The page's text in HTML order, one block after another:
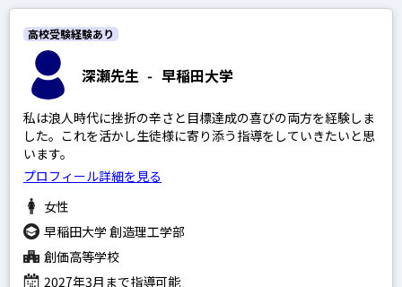
深瀬先生 - 早稲田大学
高校受験経験あり
私は浪人時代に挫折の辛さと目標達成の喜びの両方を経験しま
した。これを活かし生徒様に寄り添う指導をしていきたいと思
います。
プロフィール詳細を見る
女性
早稲田大学 創造理工学部
創価高等学校
2027年3月まで指導可能